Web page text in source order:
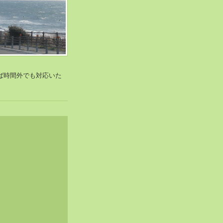
時間外でも対応いた